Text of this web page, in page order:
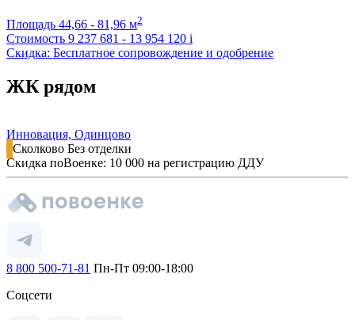
Площадь 44,66 - 81,96 м2
Стоимость 9 237 681 - 13 954 120 i
Скидка: Бесплатное сопровождение и одобрение
ЖК рядом
Инновация, Одинцово
Сколково Без отделки
Скидка поВоенке: 10 000 на регистрацию ДДУ
8 800 500-71-81 Пн-Пт 09:00-18:00
Соцсети